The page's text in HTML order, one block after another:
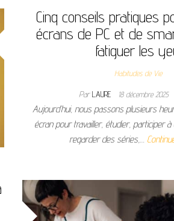
Cinq conseils pratiques
écrans de PC et de
fatiguer les
Habitudes de Vie
ParLAURE 18 décembre 2025
Aujourd’hui, nous passons plusieurs
écran pour travailler, étudier, participer
regarder des séries,…